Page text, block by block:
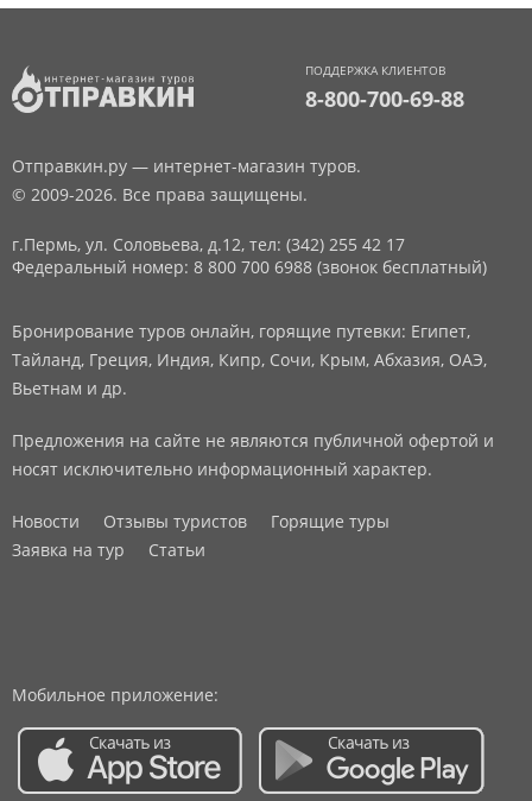
ПОДДЕРЖКА КЛИЕНТОВ
8-800-700-69-88
Отправкин.ру — интернет-магазин туров.
© 2009-2026. Все права защищены.
г.Пермь, ул. Соловьева, д.12, тел: (342) 255 42 17
Федеральный номер: 8 800 700 6988 (звонок бесплатный)
Бронирование туров онлайн, горящие путевки: Египет,
Тайланд, Греция, Индия, Кипр, Сочи, Крым, Абхазия, ОАЭ,
Вьетнам и др.
Предложения на сайте не являются публичной офертой и
носят исключительно информационный характер.
Новости Отзывы туристов
Горящие туры
Заявка на тур
Статьи
Мобильное приложение: